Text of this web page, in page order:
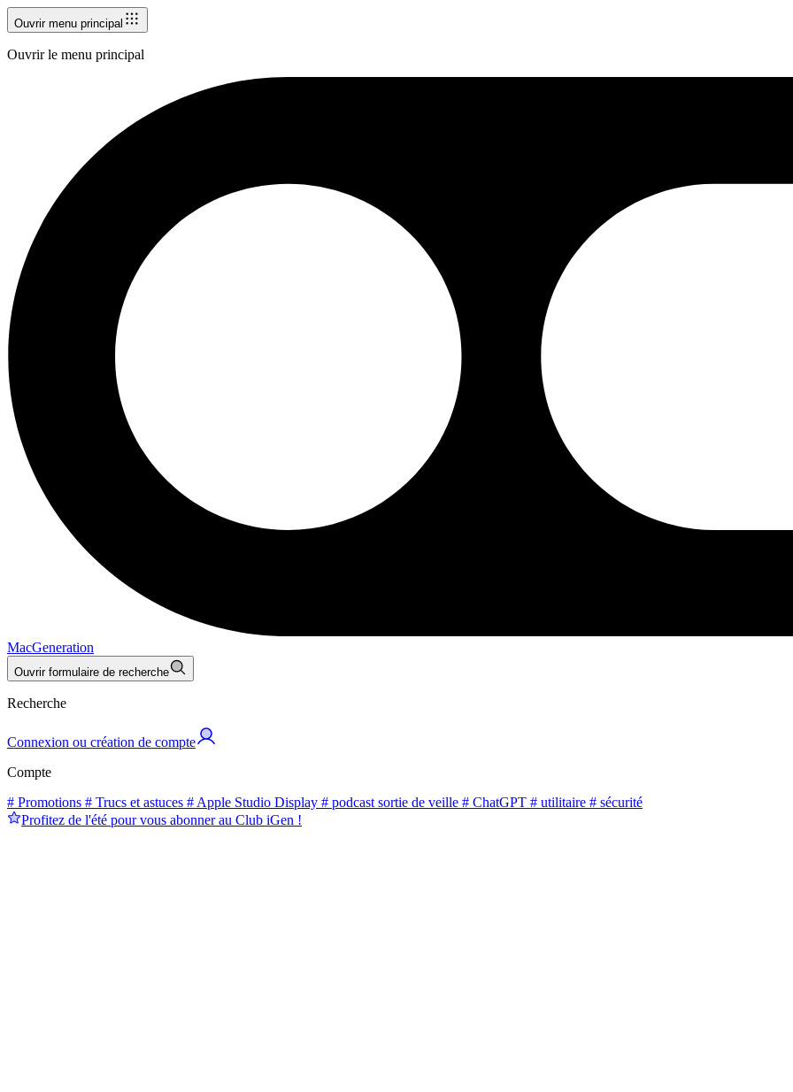
Ouvrir menu principal
Ouvrir le menu principal
MacGeneration
Ouvrir formulaire de recherche
Recherche
Connexion ou création de compte
Compte
# Promotions # Trucs et astuces # Apple Studio Display # podcast sortie de veille # ChatGPT # utilitaire # sécurité
Profitez de l'été pour vous abonner au Club iGen !